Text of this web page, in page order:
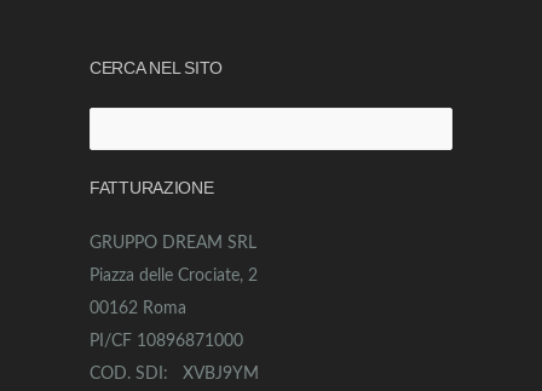
CERCA NEL SITO
per:
FATTURAZIONE
GRUPPO DREAM SRL
Piazza delle Crociate, 2
00162 Roma
PI/CF 10896871000
COD. SDI: XVBJ9YM